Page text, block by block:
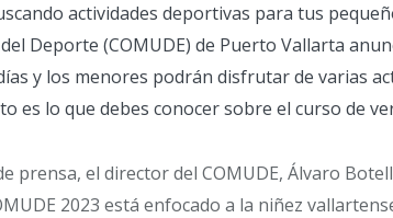
actividades deportivas para tus
Deporte (COMUDE) de Puerto Vallarta
y los menores podrán disfrutar de varias
es lo que debes conocer sobre el curso de
prensa, el director del COMUDE, Álvaro
2023 está enfocado a la niñez